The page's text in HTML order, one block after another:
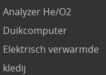
Analyzer He/O2
Duikcomputer
Elektrisch verwarmde
kledij